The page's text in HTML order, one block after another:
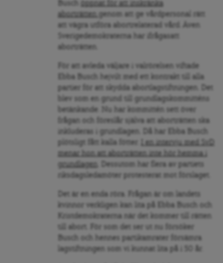
öppnat för att inskränka
aborträtten
genom att ge vårdpersonal rätt
att vägra utföra abortrelaterad vård. Även
Sverigedemokraterna har ifrågasatt
aborträtten.
För att avleda väljare i valrörelsen viftade
Ebba Busch hejvilt med ett kontrakt till alla
partier för att skydda abortlagstiftningen. Det
blev som en grund till grundlagskommitténs
betänkande. Nu har kommittén sett över
frågan och föreslår själva att aborträtten ska
inkluderas i grundlagen. Då har Ebba Busch
plötsligt fått kalla fötter.
I en intervju med SvD
menar hon att aborträtten inte hör hemma i
grundlagen
. Dessutom har flera av partiets
riksdagsledamöter protesterat mot förslaget.
Det är en enda röra. Frågan är om landets
kvinnor verkligen kan lita på Ebba Busch och
Kristdemokraterna när det kommer till rätten
till abort. För som det ser ut nu försöker
Busch och hennes partikamrater försämra
lagstiftningen som vi kunnat lita på i 50 år.